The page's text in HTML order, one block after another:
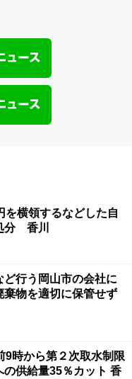
を横領するなどした自
分 香川
ど行う岡山市の会社に
物を適切に保管せず
9時から第２次取水制限
供給量35％カット 香